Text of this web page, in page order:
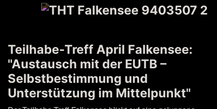
Teilhabe-Treff April Falkensee:
"Austausch mit der EUTB –
Selbstbestimmung und
Unterstützung im Mittelpunkt"